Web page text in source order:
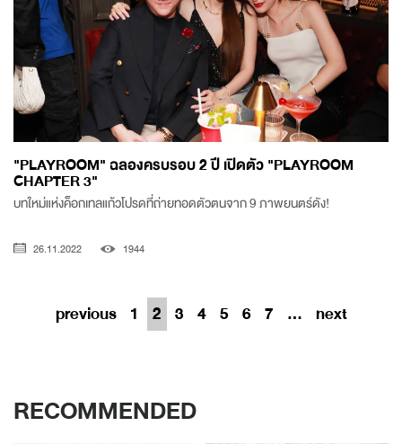
"PLAYROOM" ฉลองครบรอบ 2 ปี เปิดตัว "PLAYROOM
CHAPTER 3"
บทใหม่แห่งค็อกเทลแก้วโปรดที่ถ่ายทอดตัวตนจาก 9 ภาพยนตร์ดัง!
26.11.2022 1944
previous 1 2 3 4 5 6 7 ... next
RECOMMENDED